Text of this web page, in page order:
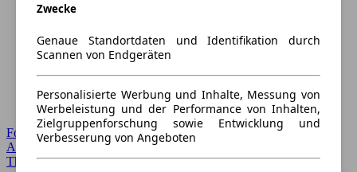
Forum Startseite
Alle Auto-Foren
Themen-Forum
Zwecke
Genaue Standortdaten und Identifikation durch
Scannen von Endgeräten
Personalisierte Werbung und Inhalte, Messung von
Werbeleistung und der Performance von Inhalten,
Zielgruppenforschung sowie Entwicklung und
Verbesserung von Angeboten